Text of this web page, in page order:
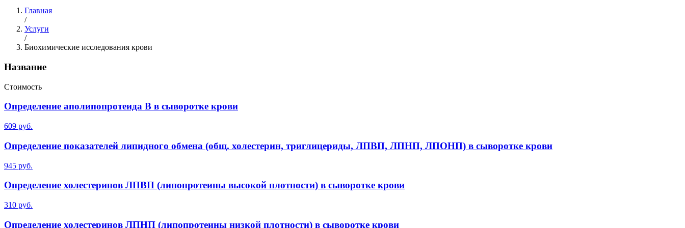
Главная
/
Услуги
/
Биохимические исследования крови
Название
Стоимость
Определение аполипопротеида В в сыворотке крови
609 руб.
Определение показателей липидного обмена (общ. холестерин, триглицериды, ЛПВП, ЛПНП, ЛПОНП) в сыворотке крови
945 руб.
Определение холестеринов ЛПВП (липопротеины высокой плотности) в сыворотке крови
310 руб.
Определение холестеринов ЛПНП (липопротеины низкой плотности) в сыворотке крови